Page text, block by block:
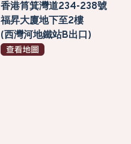
香港筲箕灣道234-238號
福昇大廈地下至2樓
(西灣河地鐵站B出口)